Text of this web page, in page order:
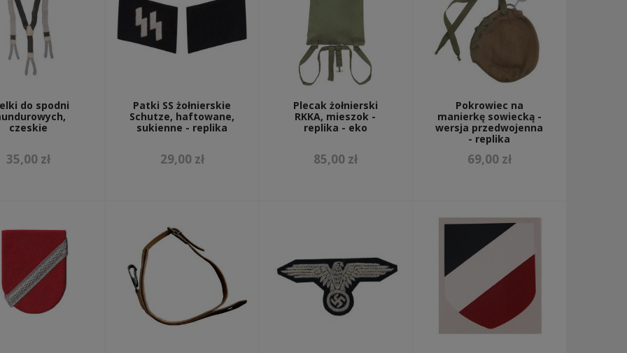
do spodni
czeskie
35,00 zł
Patki SS żołnierskie
Schutze, haftowane,
sukienne - replika
29,00 zł
Plecak żołnierski
RKKA, mieszok -
replika - eko
85,00 zł
Pokrowiec na
manierkę sowiecką -
wersja przedwojenna
- replika
69,00 zł